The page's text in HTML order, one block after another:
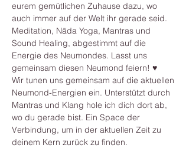
eurem gemütlichen Zuhause dazu, wo
auch immer auf der Welt ihr gerade seid.
Meditation, Nāda Yoga, Mantras und
Sound Healing, abgestimmt auf die
Energie des Neumondes. Lasst uns
gemeinsam diesen Neumond feiern! ♥
Wir tunen uns gemeinsam auf die aktuellen
Neumond-Energien ein. Unterstützt durch
Mantras und Klang hole ich dich dort ab,
wo du gerade bist. Ein Space der
Verbindung, um in der aktuellen Zeit zu
deinem Kern zurück zu finden.